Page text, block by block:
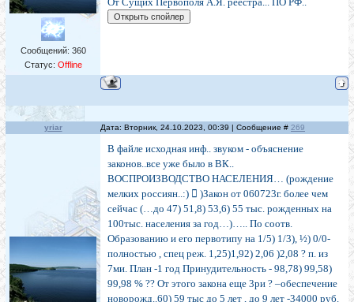
Сообщений: 360
Статус: Offline
yriar Дата: Вторник, 24.10.2023, 00:39 | Сообщение # 269
В файле исходная инф.. звуком - объяснение
законов..все уже было в ВК..
ВОСПРОИЗВОДСТВО НАСЕЛЕНИЯ… (рождение
мелких россиян..:)  )Закон от 060723г. более чем
сейчас (…до 47) 51,8) 53,6) 55 тыс. рожденных на
100тыс. населения за год…)….. По соотв.
Образованию и его первотипу на 1/5) 1/3), ½) 0/0-
полностью , спец реж. 1,25)1,92) 2,06 )2,08 ? п. из
7ми. План -1 год Принудительность - 98,78) 99,58)
99,98 % ?? От этого закона еще 3ри ? –обеспечение
новорожд..60) 59 тыс до 5 лет , до 9 лет -34000 руб.